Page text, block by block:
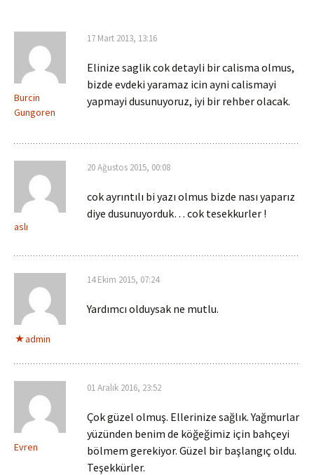
Burcin
Gungoren
17 Mart 2013, 13:16
Elinize saglik cok detayli bir calisma olmus,
bizde evdeki yaramaz icin ayni calismayi
yapmayi dusunuyoruz, iyi bir rehber olacak.
aslı
20 Ağustos 2015, 00:08
cok ayrıntılı bi yazı olmus bizde nası yaparız
diye dusunuyorduk… cok tesekkurler !
admin
14 Ekim 2015, 07:24
Yardımcı olduysak ne mutlu.
Evren
01 Aralık 2016, 23:52
Çok güzel olmuş. Ellerinize sağlık. Yağmurlar
yüzünden benim de köğeğimiz için bahçeyi
bölmem gerekiyor. Güzel bir başlangıç oldu.
Teşekkürler.